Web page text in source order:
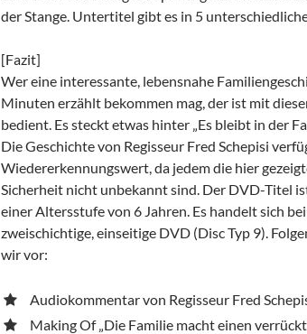
der Stange. Untertitel gibt es in 5
[Fazit]
Wer eine interessante, lebensnahe
Minuten erzählt bekommen mag, der ist mit
bedient. Es steckt etwas hinter „Es bleibt in der
Die Geschichte von Regisseur Fred Schepisi
Wiedererkennungswert, da jedem die hier
Sicherheit nicht unbekannt sind. Der DVD-Titel
einer Altersstufe von 6 Jahren. Es handelt sich
zweischichtige, einseitige DVD (Disc Typ 9).
wir vor:
Audiokommentar von Regisseur Fred
Making Of „Die Familie macht einen